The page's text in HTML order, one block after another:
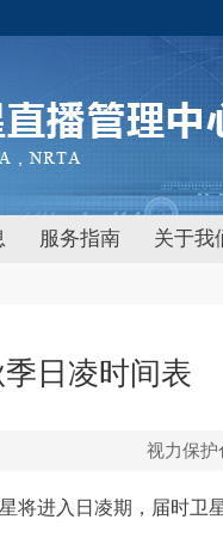
服务指南 关于我
日凌时间表
视力保护
将进入日凌期，届时卫